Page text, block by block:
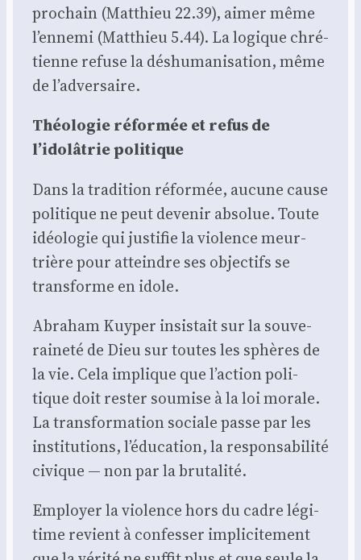
pro­chain (Mat­thieu 22.39), aimer même
l’ennemi (Mat­thieu 5.44). La logique chré­
tienne refuse la déshu­ma­ni­sa­tion, même
de l’adversaire.
Théo­lo­gie réfor­mée et refus de
l’idolâtrie poli­tique
Dans la tra­di­tion réfor­mée, aucune cause
poli­tique ne peut deve­nir abso­lue. Toute
idéo­lo­gie qui jus­ti­fie la vio­lence meur­
trière pour atteindre ses objec­tifs se
trans­forme en idole.
Abra­ham Kuy­per insis­tait sur la sou­ve­
rai­ne­té de Dieu sur toutes les sphères de
la vie. Cela implique que l’action poli­
tique doit res­ter sou­mise à la loi morale.
La trans­for­ma­tion sociale passe par les
ins­ti­tu­tions, l’éducation, la res­pon­sa­bi­li­té
civique — non par la bru­ta­li­té.
Employer la vio­lence hors du cadre légi­
time revient à confes­ser impli­ci­te­ment